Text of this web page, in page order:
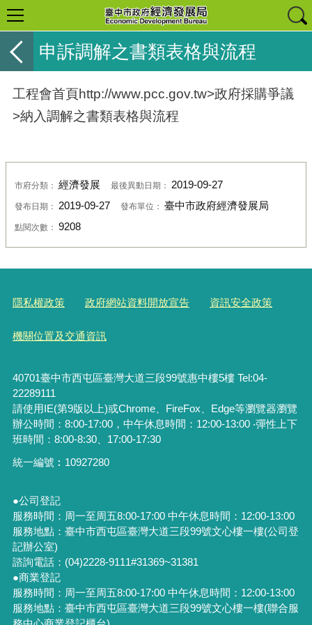
申訴調解之書類表格與流程
工程會首頁http://www.pcc.gov.tw>政府採購爭議
>納入調解之書類表格與流程
市府分類： 經濟發展 最後異動日期： 2019-09-27
發布日期： 2019-09-27 發布單位： 臺中市政府經濟發展局
點閱次數： 9208
隱私權政策 政府網站資料開放宣告 資訊安全政策
機關位置及交通資訊
40701臺中市西屯區臺灣大道三段99號惠中樓5樓 Tel:04-
22289111
請使用IE(第9版以上)或Chrome、FireFox、Edge等瀏覽器瀏覽
辦公時間：8:00-17:00，中午休息時間：12:00-13:00 ‧彈性上下
班時間：8:00-8:30、17:00-17:30
統一編號︰ 10927280
●公司登記
服務時間：周一至周五8:00-17:00 中午休息時間：12:00-13:00
服務地點：臺中市西屯區臺灣大道三段99號文心樓一樓(公司登
記辦公室)
諮詢電話：(04)2228-9111#31369~31381
●商業登記
服務時間：周一至周五8:00-17:00 中午休息時間：12:00-13:00
服務地點：臺中市西屯區臺灣大道三段99號文心樓一樓(聯合服